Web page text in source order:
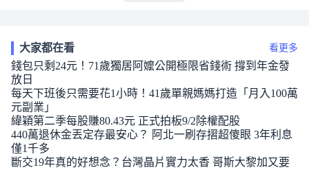
大家都在看 看更多
錢包只剩24元！71歲獨居阿嬤公開極限省錢術 撐到年金發
放日
每天下班後只需要花1小時！41歲單親媽媽打造「月入100萬
元副業」
緯穎第二季每股賺80.43元 正式拍板9/2除權配股
440萬退休金丟定存最安心？ 阿北一刷存摺超傻眼 3年利息
僅1千多
斷交19年真的好想念？台灣晶片實力太香 哥斯大黎加又要